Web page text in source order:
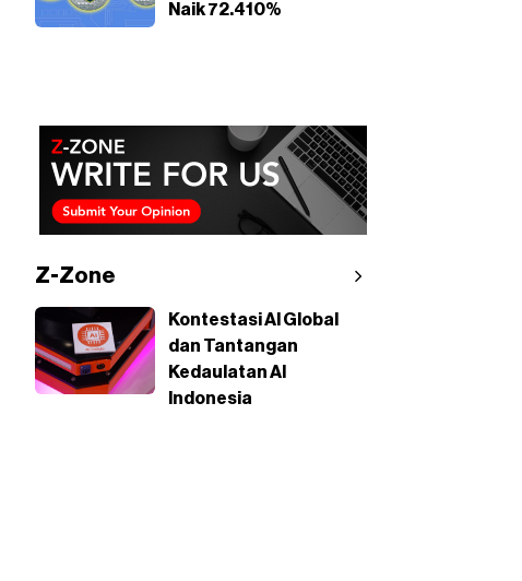
Naik 72.410%
Z-Zone
Kontestasi AI Global
dan Tantangan
Kedaulatan AI
Indonesia